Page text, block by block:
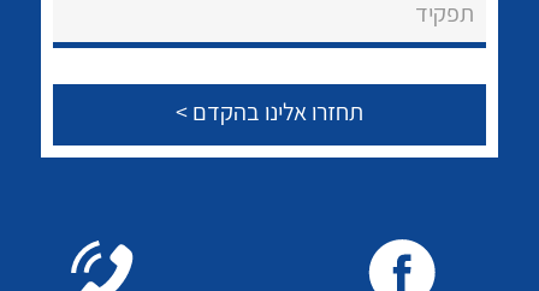
צור קשר
לכל מוצרי היצרן
תפקיד